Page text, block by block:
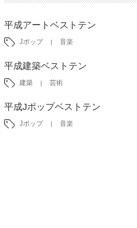
平成アートベストテン
Jポップ 音楽
平成建築ベストテン
建築 芸術
平成Jポップベストテン
Jポップ 音楽